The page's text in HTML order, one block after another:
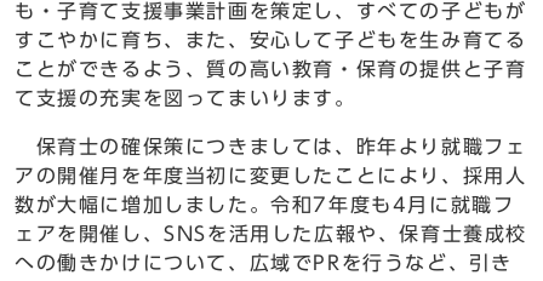
も・子育て支援事業計画を策定し、すべての子どもが
すこやかに育ち、また、安心して子どもを生み育てる
ことができるよう、質の高い教育・保育の提供と子育
て支援の充実を図ってまいります。
保育士の確保策につきましては、昨年より就職フェ
アの開催月を年度当初に変更したことにより、採用人
数が大幅に増加しました。令和7年度も4月に就職フ
ェアを開催し、SNSを活用した広報や、保育士養成校
への働きかけについて、広域でPRを行うなど、引き